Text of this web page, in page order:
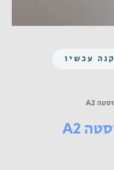
קנה עכשיו